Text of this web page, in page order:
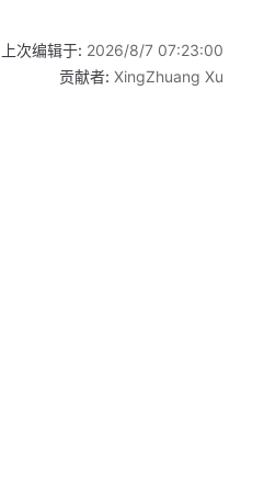
上次编辑于: 2026/8/7 07:23:00
贡献者: XingZhuang Xu